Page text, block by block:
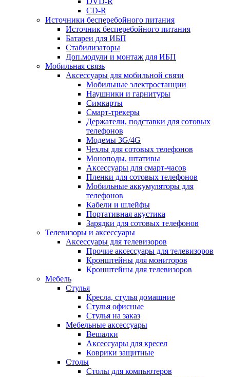
CD-R
Источники бесперебойного питания
Источник бесперебойного питания
Батареи для ИБП
Стабилизаторы
Доп.модули и монтаж для ИБП
Мобильная связь
Аксессуары для мобильной связи
Мобильные электростанции
Наушники и гарнитуры
Симкарты
Смарт-трекеры
Держатели, подставки для сотовых
телефонов
Модемы 3G/4G
Чехлы для сотовых телефонов
Моноподы, штативы
Аксессуары для смарт-часов
Пленки для сотовых телефонов
Мобильные аккумуляторы для
телефонов
Кабели и шлейфы
Портативная акустика
Зарядки для сотовых телефонов
Телевизоры и аксессуары
Аксессуары для телевизоров
Прочие аксессуары для телевизоров
Кронштейны для мониторов
Кронштейны для телевизоров
Мебель
Стулья
Кресла, стулья домашние
Стулья офисные
Стулья на заказ
Мебельные аксессуары
Вешалки
Аксессуары для кресел
Коврики защитные
Столы
Столы для компьютеров